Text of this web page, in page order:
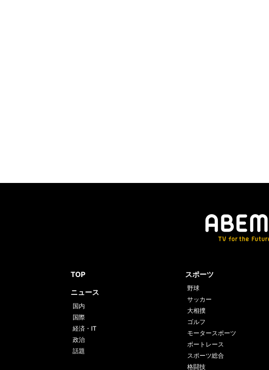
TOP
ニュース
国内
国際
経済・IT
政治
話題
スポーツ
野球
サッカー
大相撲
ゴルフ
モータースポーツ
ボートレース
スポーツ総合
格闘技